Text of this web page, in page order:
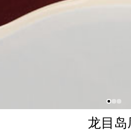
龙目岛